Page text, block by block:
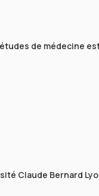
de médecine
Claude Bernard